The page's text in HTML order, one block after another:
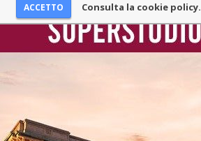
Consulta la cookie policy.